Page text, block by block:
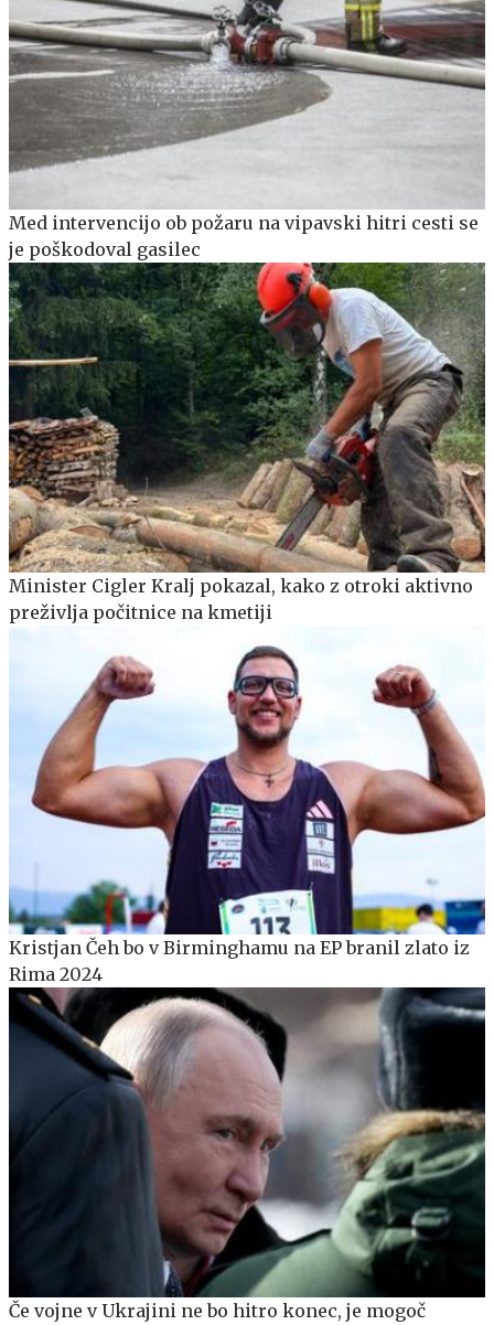
Med intervencijo ob požaru na vipavski hitri cesti se
je poškodoval gasilec
Minister Cigler Kralj pokazal, kako z otroki aktivno
preživlja počitnice na kmetiji
Kristjan Čeh bo v Birminghamu na EP branil zlato iz
Rima 2024
Če vojne v Ukrajini ne bo hitro konec, je mogoč